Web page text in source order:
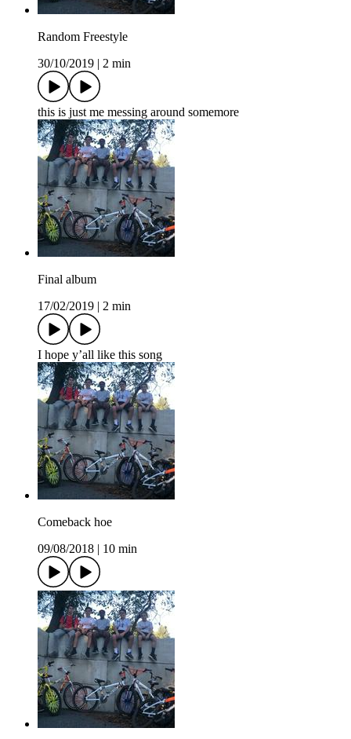
Random Freestyle
30/10/2019
2 min
this is just me messing around somemore
Final album
17/02/2019
2 min
I hope y’all like this song
Comeback hoe
09/08/2018
10 min